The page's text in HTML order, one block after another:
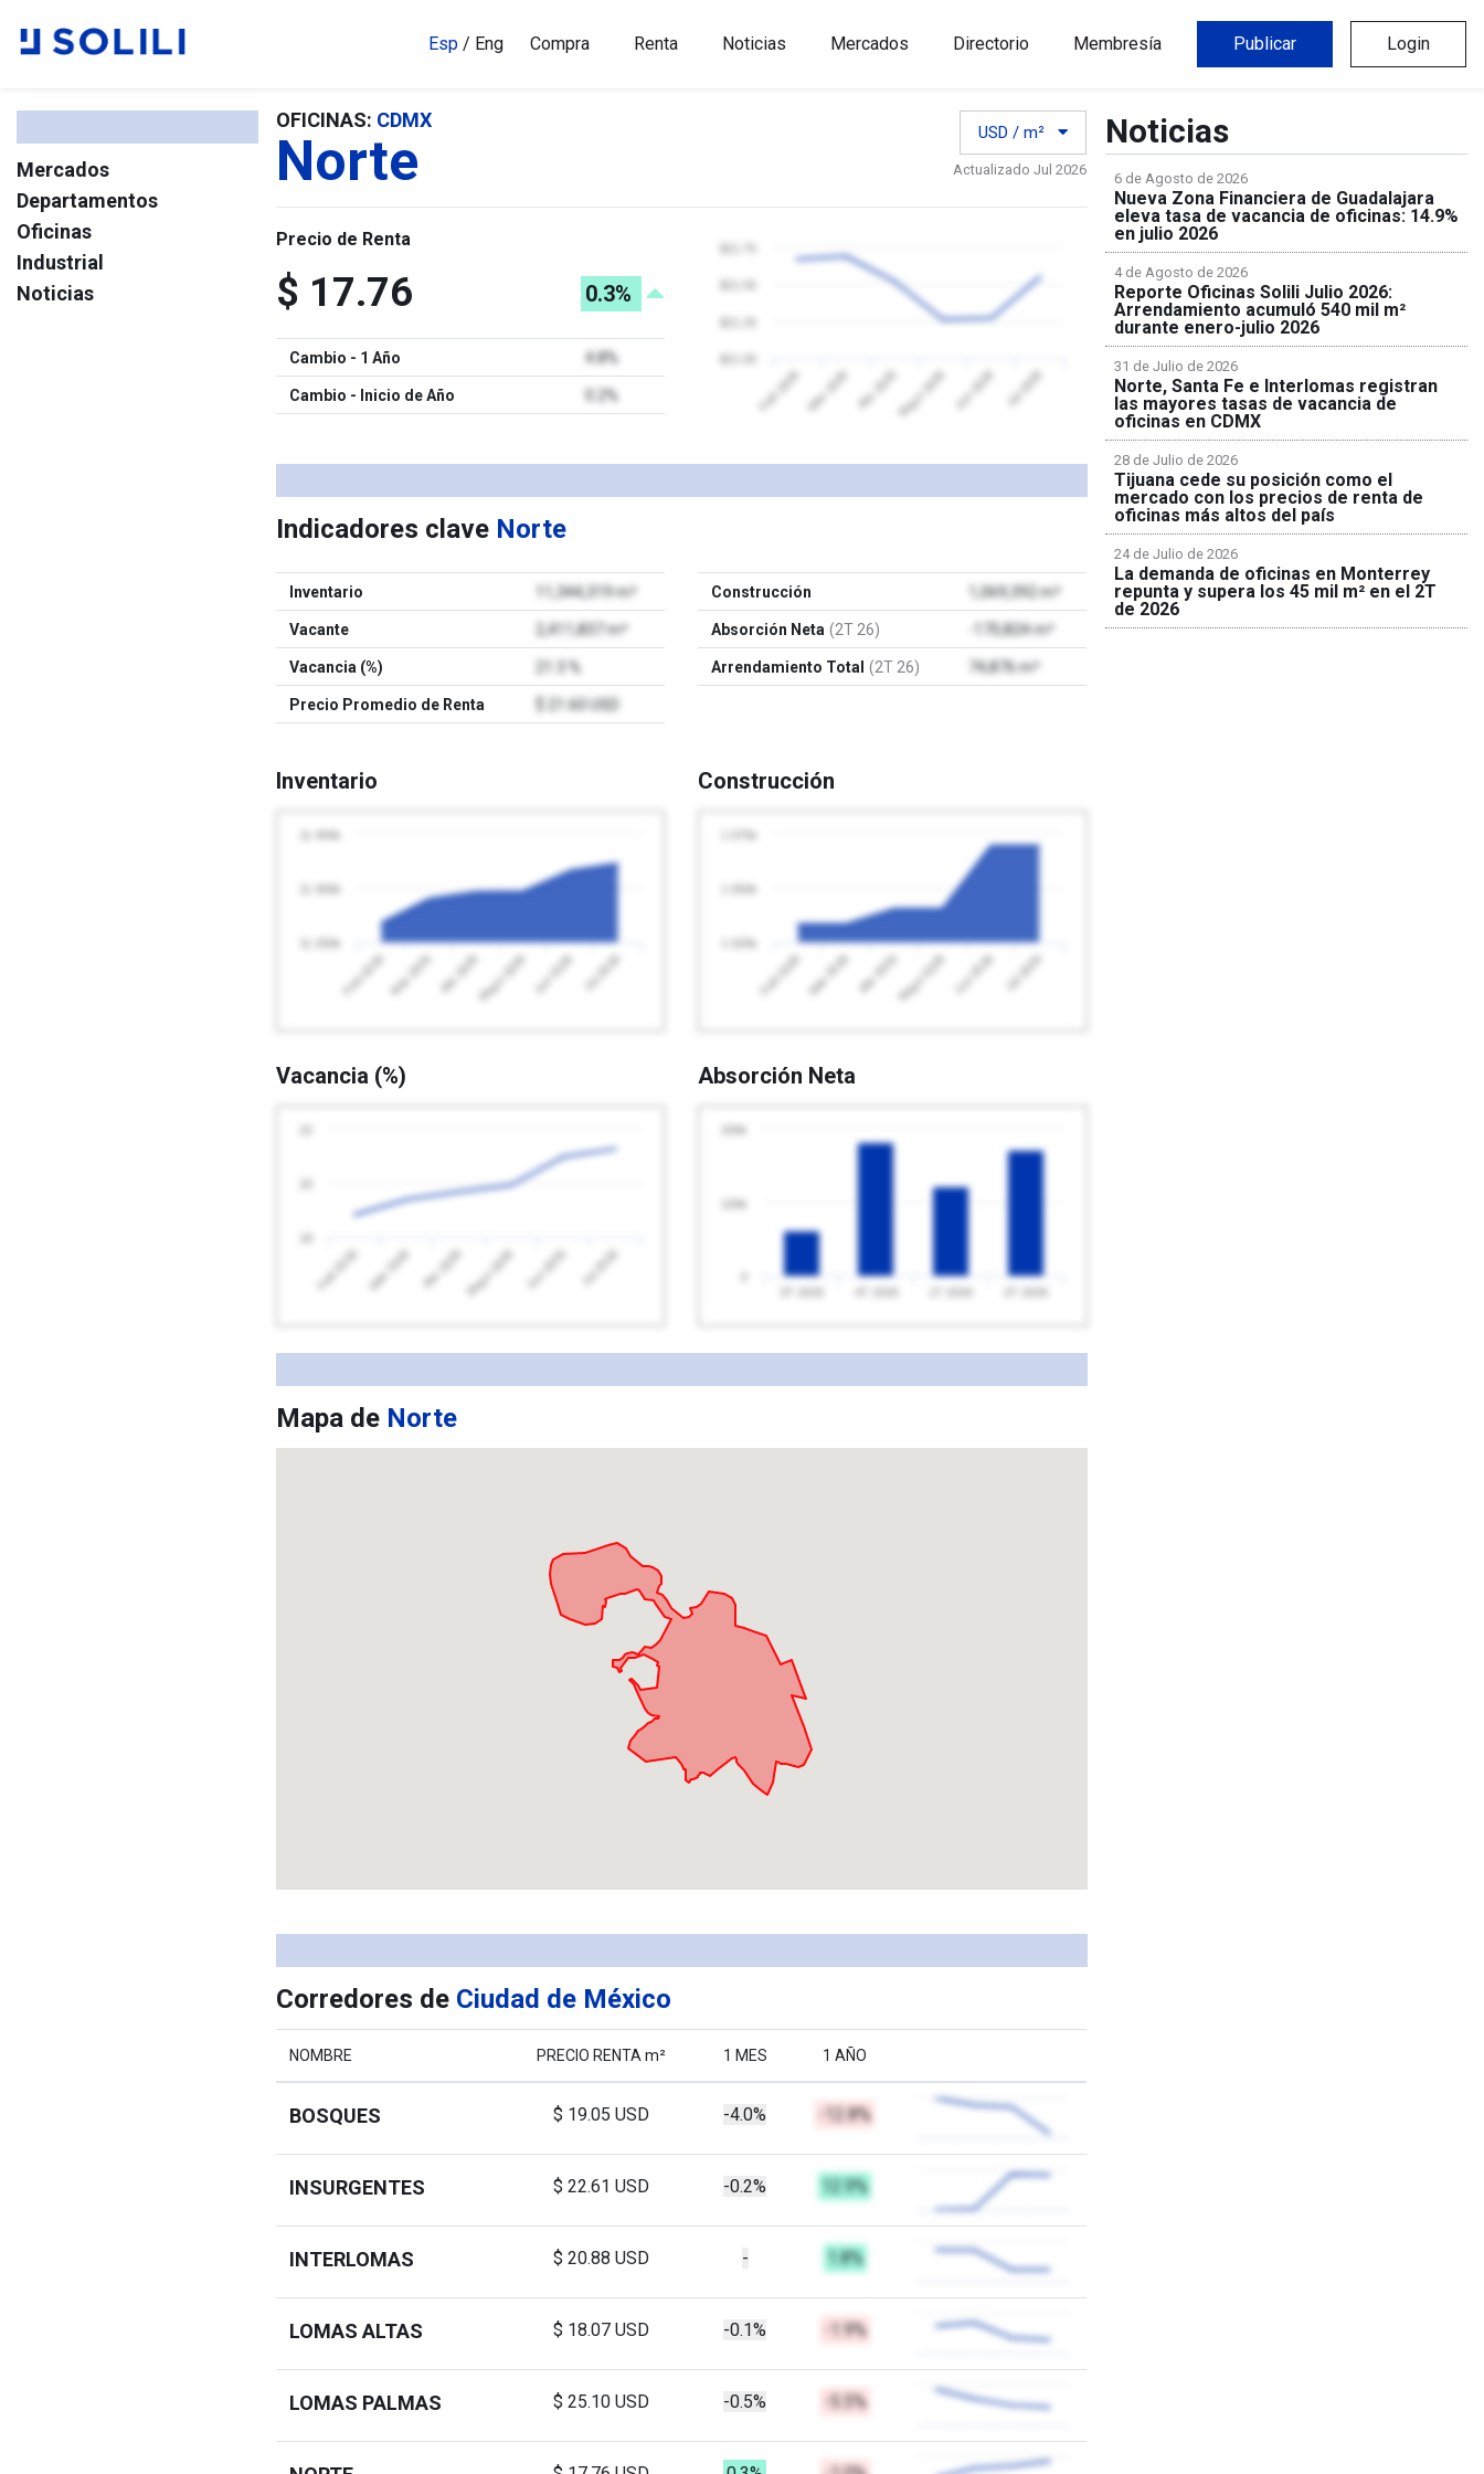
Esp / Eng Compra Renta Noticias Mercados Directorio Membresía Publicar Login
Mercados
Departamentos
Oficinas
Industrial
Noticias
OFICINAS: CDMX
Norte USD / m²
Actualizado Jul 2026
Precio de Renta
$ 17.76 0.3%
Cambio - 1 Año 4.8%
Cambio - Inicio de Año 0.2% Feb 2026 Mar 2026 Abr 2026Mayo 2026 Jun 2026 Jul 2026
Indicadores clave Norte
Inventario 11,344,319 m²
Vacante 2,411,837 m²
Vacancia (%) 21.3 %
Precio Promedio de Renta $ 21.60 USD
Construcción 1,069,392 m²
Absorción Neta (2T 26) -170,824 m²
Arrendamiento Total (2T 26) 74,876 m²
Inventario
Feb 2026 Mar 2026 Abr 2026Mayo 2026 Jun 2026 Jul 2026
Construcción
Feb 2026 Mar 2026 Abr 2026Mayo 2026 Jun 2026 Jul 2026
Vacancia (%)
Feb 2026 Mar 2026 Abr 2026 Mayo 2026 Jun 2026 Jul 2026
Absorción Neta
Mapa de Norte
Corredores de Ciudad de México
NOMBRE PRECIO RENTA m² 1 MES 1 AÑO
BOSQUES $ 19.05 USD -4.0% -12.8%
INSURGENTES $ 22.61 USD -0.2% 12.9%
INTERLOMAS $ 20.88 USD - 1.8%
LOMAS ALTAS $ 18.07 USD -0.1% -1.9%
LOMAS PALMAS $ 25.10 USD -0.5% -5.5%
Noticias
6 de Agosto de 2026
Nueva Zona Financiera de Guadalajara
eleva tasa de vacancia de oficinas: 14.9%
en julio 2026
4 de Agosto de 2026
Reporte Oficinas Solili Julio 2026:
Arrendamiento acumuló 540 mil m²
durante enero-julio 2026
31 de Julio de 2026
Norte, Santa Fe e Interlomas registran
las mayores tasas de vacancia de
oficinas en CDMX
28 de Julio de 2026
Tijuana cede su posición como el
mercado con los precios de renta de
oficinas más altos del país
24 de Julio de 2026
La demanda de oficinas en Monterrey
repunta y supera los 45 mil m² en el 2T
de 2026